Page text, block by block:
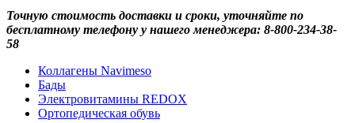
Точную стоимость доставки и сроки, уточняйте по
бесплатному телефону у нашего менеджера: 8-800-234-38-
58
Коллагены Navimeso
Бады
Электровитамины REDOX
Ортопедическая обувь